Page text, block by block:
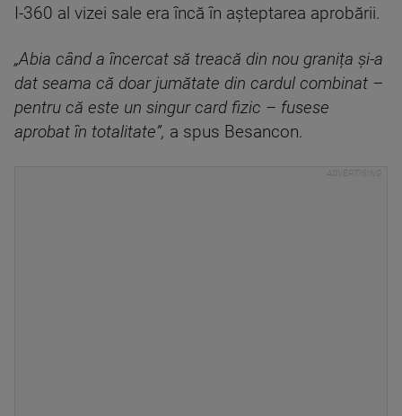
I-360 al vizei sale era încă în așteptarea aprobării.
„Abia când a încercat să treacă din nou granița și-a
dat seama că doar jumătate din cardul combinat –
pentru că este un singur card fizic – fusese
aprobat în totalitate”, a spus Besancon.